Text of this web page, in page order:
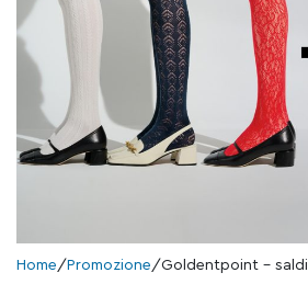
Home/ Promozione/Goldentpoint – saldi